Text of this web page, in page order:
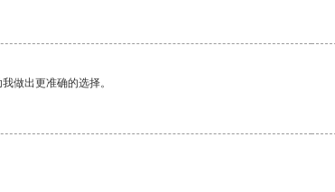
做出更准确的选择。